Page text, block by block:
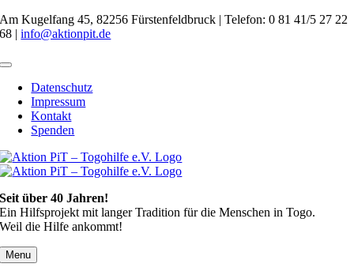
Zum
Inhalt
Am Kugelfang 45, 82256 Fürstenfeldbruck | Telefon: 0 81 41/5 27 22
68 |info@aktionpit.de
Toggle
NavigationDatenschutz
Impressum
Kontakt
Spenden
Seit über 40 Jahren!
Ein Hilfsprojekt mit langer Tradition für die Menschen in Togo.
Weil die Hilfe ankommt!
Menu